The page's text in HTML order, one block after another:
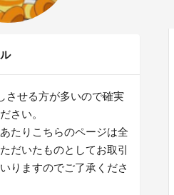
させる方が多いので確実
さい。
たりこちらのページは全
だいたものとしてお取引
りますのでご了承くださ